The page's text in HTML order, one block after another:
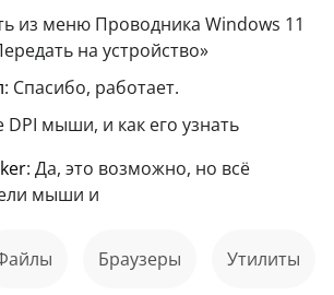
из меню Проводника Windows 11
на устройство»
: Спасибо, работает.
DPI мыши, и как его узнать
: Да, это возможно, но всё
мыши и
файлы Браузеры Утилиты